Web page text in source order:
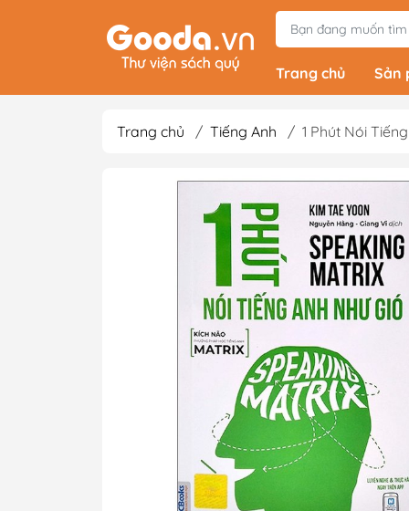
Trang chủ
Sản
Giả Tưởng - Kinh
Thám
Văn Học Kinh Điển
Xem thêm
Sách Ehon &
Thiếu Nhi
Tô Màu - Luyện
Kiến Thức Bách
Trẻ
Đạo Đức - Kỹ
Trang chủ / Tiếng Anh / 1 Phút Nói